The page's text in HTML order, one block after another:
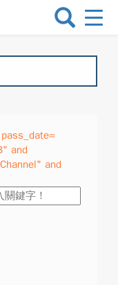
選
換
pass_date=
and
and